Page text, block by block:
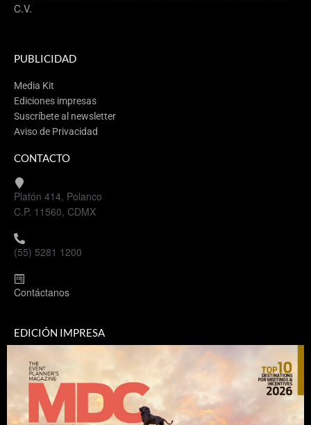
C.V.
PUBLICIDAD
Media Kit
Ediciones impresas
Suscríbete al newsletter
Aviso de Privacidad
CONTACTO
Platón 414, Polanco
C.P. 11560, CDMX
(55) 5281 1200
Contáctanos
EDICIÓN IMPRESA